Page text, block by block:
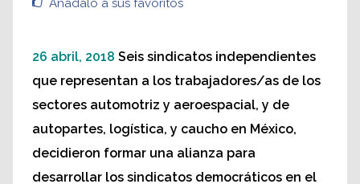
Añádalo a sus favoritos
26 abril, 2018 Seis sindicatos independientes
que representan a los trabajadores/as de los
sectores automotriz y aeroespacial, y de
autopartes, logística, y caucho en México,
decidieron formar una alianza para
desarrollar los sindicatos democráticos en el